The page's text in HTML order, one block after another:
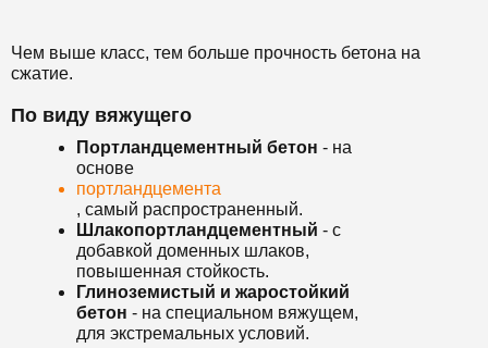
Чем выше класс, тем больше прочность бетона на
сжатие.
По виду вяжущего
Портландцементный бетон - на
основе
портландцемента
, самый распространенный.
Шлакопортландцементный - с
добавкой доменных шлаков,
повышенная стойкость.
Глиноземистый и жаростойкий
бетон - на специальном вяжущем,
для экстремальных условий.